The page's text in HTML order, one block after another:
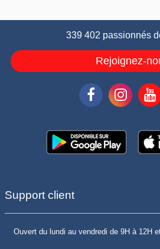
339 402 passionnés
Rejoignez-
Support client
Ouvert du lundi au vendredi de 9H à 12H